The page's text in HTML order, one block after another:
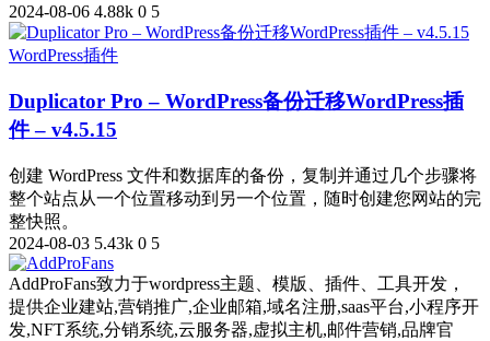
2024-08-06 4.88k 0 5
WordPress插件
Duplicator Pro – WordPress备份迁移WordPress插
件 – v4.5.15
创建 WordPress 文件和数据库的备份，复制并通过几个步骤将
整个站点从一个位置移动到另一个位置，随时创建您网站的完
整快照。
2024-08-03 5.43k 0 5
AddProFans致力于wordpress主题、模版、插件、工具开发，
提供企业建站,营销推广,企业邮箱,域名注册,saas平台,小程序开
发,NFT系统,分销系统,云服务器,虚拟主机,邮件营销,品牌官